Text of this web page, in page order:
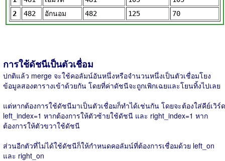
2
482 อักนอม 482 125 70
การใช้ดัชนีเป็นตัวเชื่อม
ปกติแล้ว merge จะใช้คอลัมน์อันหนึ่งหรือจำนวนหนึ่งเป็นตัวเชื่อมโยง
ข้อมูลสองตารางเข้าด้วยกัน โดยที่ค่าดัชนีจะถูกเพิกเฉยและโยนทิ้งไปเลย
แต่หากต้องการใช้ดัชนีมาเป็นตัวเชื่อมก็ทำได้เช่นกัน โดยจะต้องใส่คีย์เวิร์ด
left_index=1 หากต้องการให้ตัวซ้ายใช้ดัชนี และ right_index=1 หาก
ต้องการให้ตัวขวาใช้ดัชนี
ส่วนอีกตัวที่ไม่ได้ใช้ดัชนีก็ให้กำหนดคอลัมน์ที่ต้องการเชื่อมด้วย left_on
และ right_on